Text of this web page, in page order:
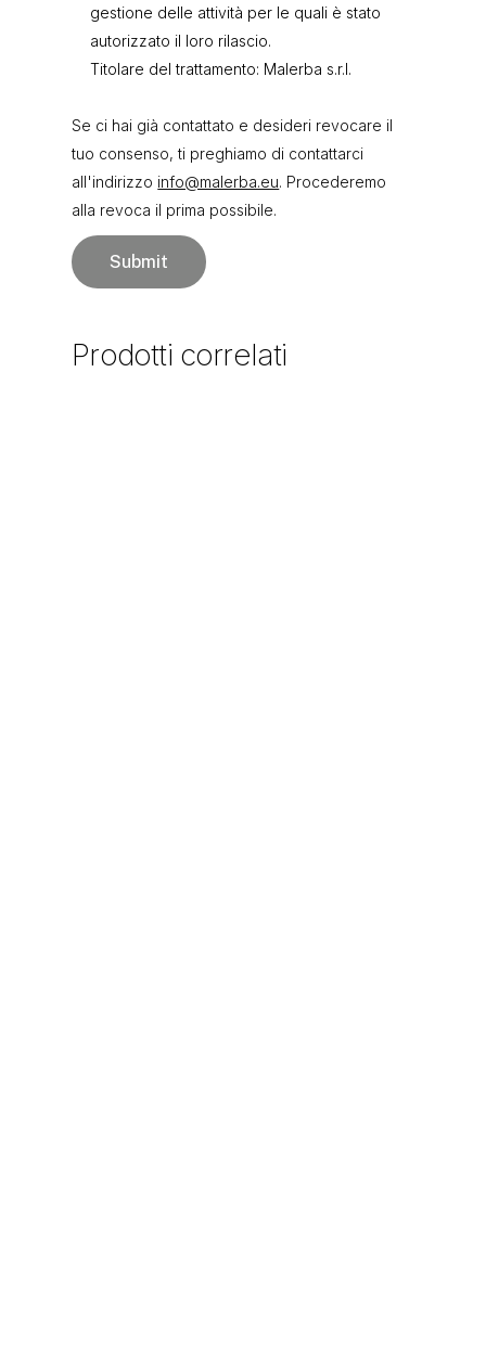
gestione delle attività per le quali è stato
autorizzato il loro rilascio.
Titolare del trattamento: Malerba s.r.l.
Se ci hai già contattato e desideri revocare il
tuo consenso, ti preghiamo di contattarci
all'indirizzo info@malerba.eu. Procederemo
alla revoca il prima possibile.
Prodotti correlati